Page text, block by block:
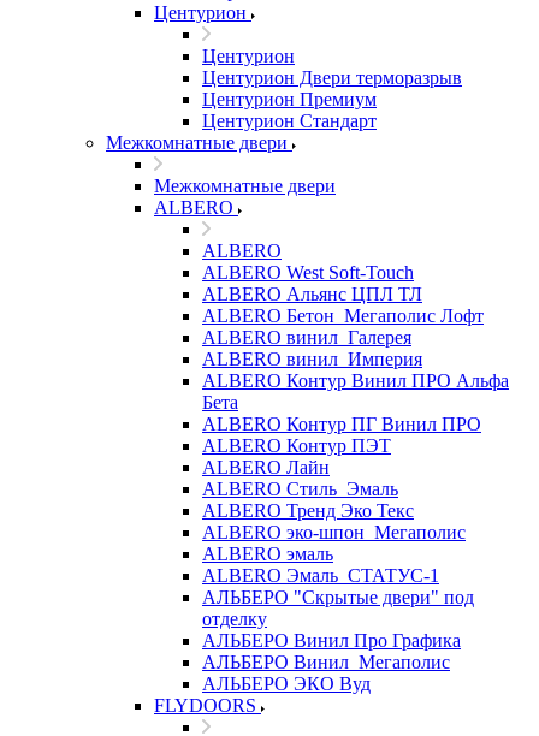
Центурион
Центурион
Центурион Двери терморазрыв
Центурион Премиум
Центурион Стандарт
Межкомнатные двери
Межкомнатные двери
ALBERO
ALBERO
ALBERO West Soft-Touch
ALBERO Альянс ЦПЛ ТЛ
ALBERO Бетон_Мегаполис Лофт
ALBERO винил_Галерея
ALBERO винил_Империя
ALBERO Контур Винил ПРО Альфа
Бета
ALBERO Контур ПГ Винил ПРО
ALBERO Контур ПЭТ
ALBERO Лайн
ALBERO Стиль_Эмаль
ALBERO Тренд Эко Текс
ALBERO эко-шпон_Мегаполис
ALBERO эмаль
ALBERO Эмаль_СТАТУС-1
АЛЬБЕРО "Скрытые двери" под
отделку
АЛЬБЕРО Винил Про Графика
АЛЬБЕРО Винил_Мегаполис
АЛЬБЕРО ЭКО Вуд
FLYDOORS